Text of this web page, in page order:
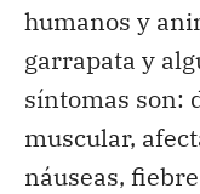
humanos y
garrapata y
síntomas son:
muscular,
náuseas,